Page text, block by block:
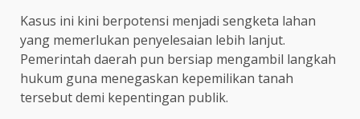
Kasus ini kini berpotensi menjadi sengketa lahan
yang memerlukan penyelesaian lebih lanjut.
Pemerintah daerah pun bersiap mengambil langkah
hukum guna menegaskan kepemilikan tanah
tersebut demi kepentingan publik.